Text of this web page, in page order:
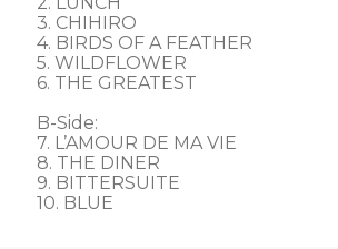
3. CHIHIRO
4. BIRDS OF A FEATHER
5. WILDFLOWER
6. THE GREATEST
B-Side:
7. L’AMOUR DE MA VIE
8. THE DINER
9. BITTERSUITE
10. BLUE